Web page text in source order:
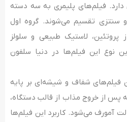
دارد. فیلم‌های پلیمری به سه دسته
سنتزی تقسیم می‌شوند. گروه اول
لاستیک طبیعی و سلولز
نوع این فیلم‌ها در دنیا سلفون
فیلم‌های شفاف و شیشه‌ای بر پایه
است (شکل 2)، که پس از خروج مذاب از قالب دستگاه،
آمورف می‌شود. کاربرد این فیلم‌ها